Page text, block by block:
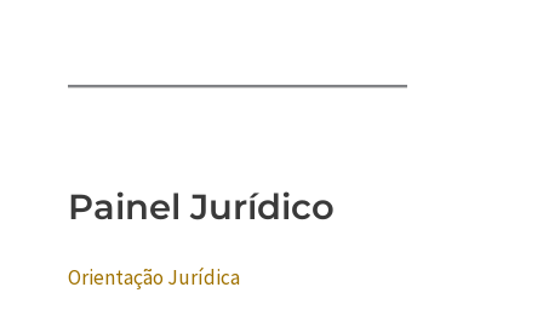
Painel Jurídico
Orientação Jurídica